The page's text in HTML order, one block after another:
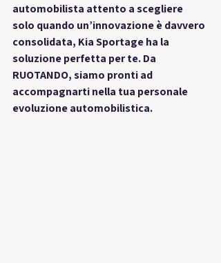
automobilista attento a scegliere
solo quando un’innovazione è davvero
consolidata, Kia Sportage ha la
soluzione perfetta per te. Da
RUOTANDO, siamo pronti ad
accompagnarti nella tua personale
evoluzione automobilistica.